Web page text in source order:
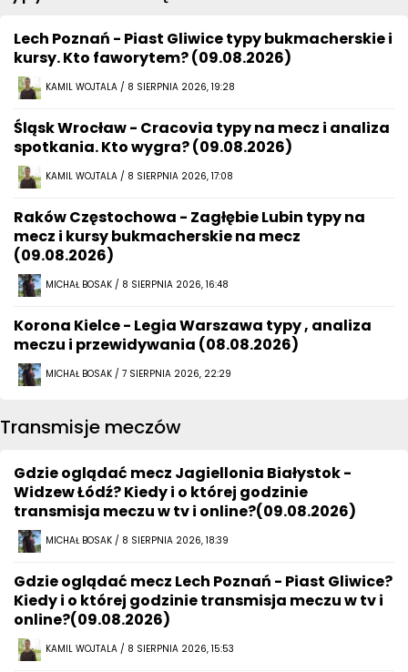
Lech Poznań - Piast Gliwice typy bukmacherskie i
kursy. Kto faworytem? (09.08.2026)
KAMIL WOJTALA / 8 SIERPNIA 2026, 19:28
Śląsk Wrocław - Cracovia typy na mecz i analiza
spotkania. Kto wygra? (09.08.2026)
KAMIL WOJTALA / 8 SIERPNIA 2026, 17:08
Raków Częstochowa - Zagłębie Lubin typy na
mecz i kursy bukmacherskie na mecz
(09.08.2026)
MICHAŁ BOSAK / 8 SIERPNIA 2026, 16:48
Korona Kielce - Legia Warszawa typy , analiza
meczu i przewidywania (08.08.2026)
MICHAŁ BOSAK / 7 SIERPNIA 2026, 22:29
Transmisje meczów
Gdzie oglądać mecz Jagiellonia Białystok -
Widzew Łódź? Kiedy i o której godzinie
transmisja meczu w tv i online?(09.08.2026)
MICHAŁ BOSAK / 8 SIERPNIA 2026, 18:39
Gdzie oglądać mecz Lech Poznań - Piast Gliwice?
Kiedy i o której godzinie transmisja meczu w tv i
online?(09.08.2026)
KAMIL WOJTALA / 8 SIERPNIA 2026, 15:53